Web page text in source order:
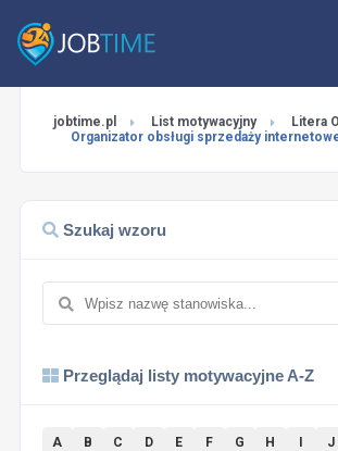
jobtime.pl List motywacyjny
Litera O
Organizator obsługi sprzedaży
Szukaj wzoru
Przeglądaj listy motywacyjne A-Z
A B C D E F G H J